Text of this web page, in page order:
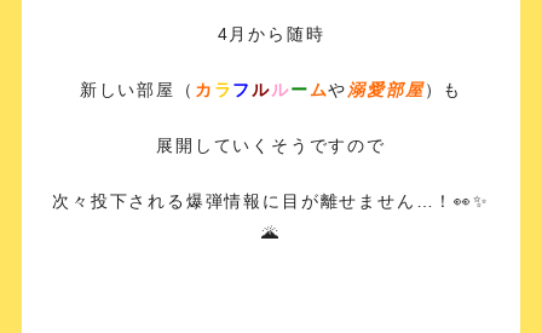
4月から随時
新しい部屋（ カ ラフルルームや溺愛部屋）も
展開していくそうですので
次々投下される爆弾情報に目が離せません…！👀✨
🌋